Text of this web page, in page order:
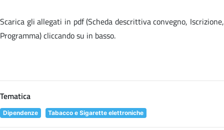
Scarica gli allegati in pdf (Scheda descrittiva convegno, Iscrizione,
Programma) cliccando su in basso.
Tematica
Dipendenze Tabacco e Sigarette elettroniche